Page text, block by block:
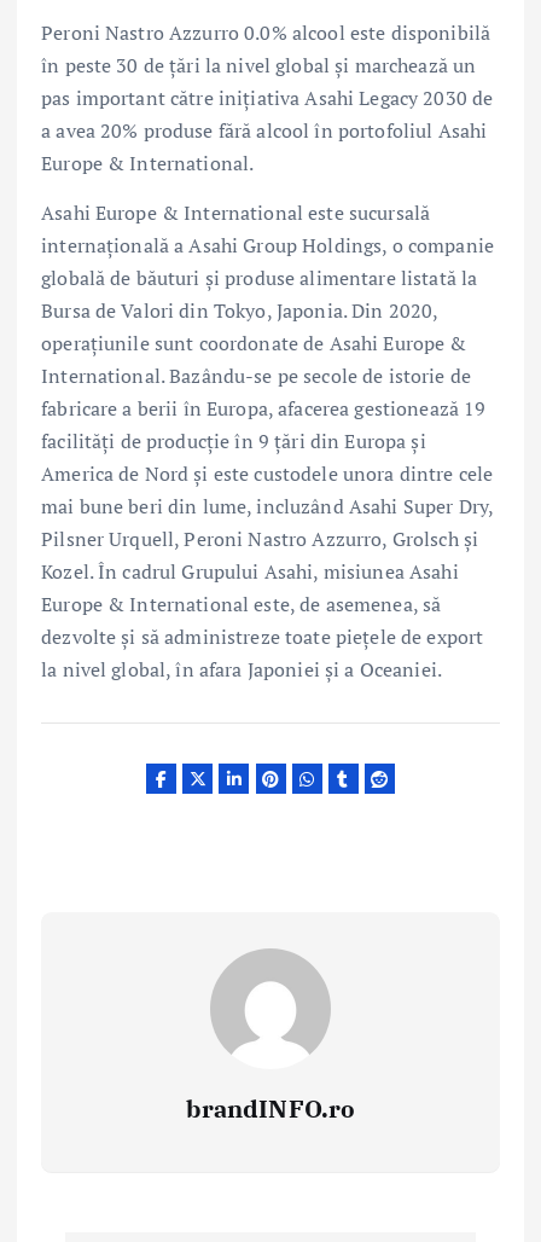
Peroni Nastro Azzurro 0.0% alcool este disponibilă
în peste 30 de țări la nivel global și marchează un
pas important către inițiativa Asahi Legacy 2030 de
a avea 20% produse fără alcool în portofoliul Asahi
Europe & International.
Asahi Europe & International este sucursală
internațională a Asahi Group Holdings, o companie
globală de băuturi și produse alimentare listată la
Bursa de Valori din Tokyo, Japonia. Din 2020,
operațiunile sunt coordonate de Asahi Europe &
International. Bazându-se pe secole de istorie de
fabricare a berii în Europa, afacerea gestionează 19
facilități de producție în 9 țări din Europa și
America de Nord și este custodele unora dintre cele
mai bune beri din lume, incluzând Asahi Super Dry,
Pilsner Urquell, Peroni Nastro Azzurro, Grolsch și
Kozel. În cadrul Grupului Asahi, misiunea Asahi
Europe & International este, de asemenea, să
dezvolte și să administreze toate piețele de export
la nivel global, în afara Japoniei și a Oceaniei.
brandINFO.ro